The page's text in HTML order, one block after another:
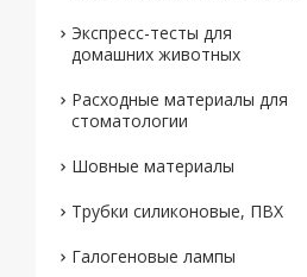
Экспресс-тесты для
домашних животных
Расходные материалы для
стоматологии
Шовные материалы
Трубки силиконовые, ПВХ
Галогеновые лампы